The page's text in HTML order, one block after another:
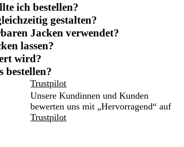
ich bestellen?
gestalten?
Jacken verwendet?
lassen?
wird?
bestellen?
Trustpilot
Unsere Kundinnen und Kunden
bewerten uns mit „Hervorragend“ auf
Trustpilot